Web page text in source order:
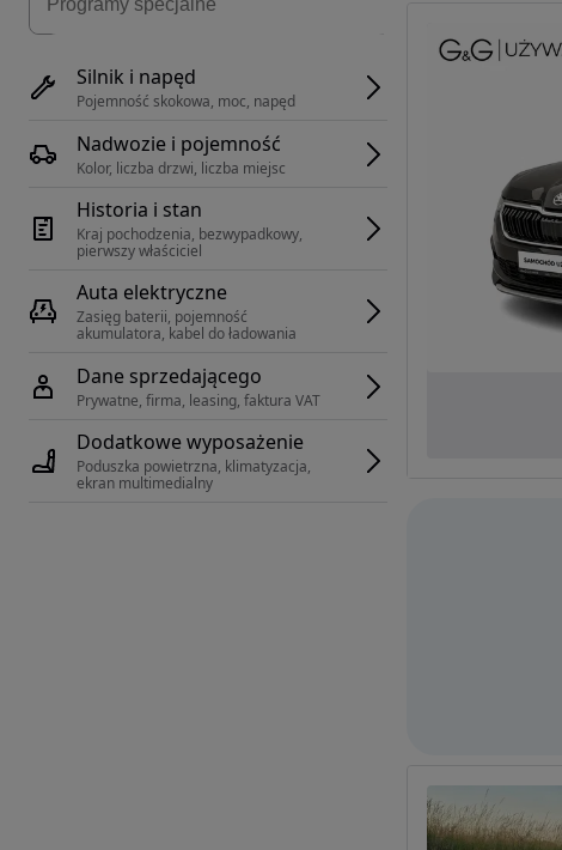
Silnik i napęd
Pojemność skokowa, moc, napęd
Nadwozie i pojemność
Kolor, liczba drzwi, liczba miejsc
Historia i stan
Kraj pochodzenia, bezwypadkowy,
pierwszy właściciel
Auta elektryczne
Zasięg baterii, pojemność
akumulatora, kabel do ładowania
Dane sprzedającego
Prywatne, firma, leasing, faktura VAT
Dodatkowe wyposażenie
Poduszka powietrzna, klimatyzacja,
ekran multimedialny